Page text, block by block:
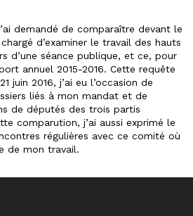
demandé de comparaître devant le
d’examiner le travail des hauts
d’une séance publique, et ce, pour
annuel 2015-2016. Cette requête
juin 2016, j’ai eu l’occasion de
liés à mon mandat et de
de députés des trois partis
comparution, j’ai aussi exprimé le
régulières avec ce comité où
de mon travail.